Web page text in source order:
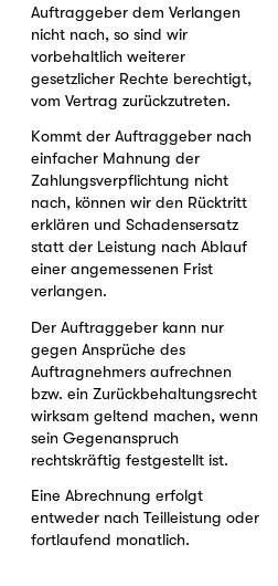
Auftraggeber dem Verlangen
nicht nach, so sind wir
vorbehaltlich weiterer
gesetzlicher Rechte berechtigt,
vom Vertrag zurückzutreten.
Kommt der Auftraggeber nach
einfacher Mahnung der
Zahlungsverpflichtung nicht
nach, können wir den Rücktritt
erklären und Schadensersatz
statt der Leistung nach Ablauf
einer angemessenen Frist
verlangen.
Der Auftraggeber kann nur
gegen Ansprüche des
Auftragnehmers aufrechnen
bzw. ein Zurückbehaltungsrecht
wirksam geltend machen, wenn
sein Gegenanspruch
rechtskräftig festgestellt ist.
Eine Abrechnung erfolgt
entweder nach Teilleistung oder
fortlaufend monatlich.